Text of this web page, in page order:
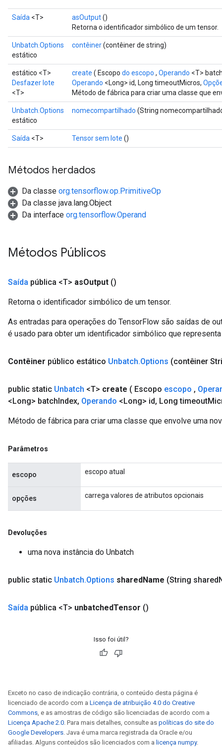
Saída <T> asOutput()
Retorna o identificador simbólico de um tensor.
Unbatch.Options
estático
contêiner(contêiner de string)
estático <T>
Desfazer lote
<T>
create ( Escopo do escopo , Operando <T>
Operando <Long> id, Long timeoutMicros,
Método de fábrica para criar uma classe que
Unbatch.Options
estático
nomecompartilhado (String
Saída <T> Tensor sem lote ()
Métodos herdados
Da classe org.tensorflow.op.PrimitiveOp
Da classe java.lang.Object
Da interface org.tensorflow.Operand
Métodos Públicos
Saída pública <T> asOutput ()
Retorna o identificador simbólico de um tensor.
As entradas para operações do TensorFlow são saídas de
é usado para obter um identificador simbólico que
Contêiner público estático Unbatch.Options (contêiner
public static Unbatch <T> create ( Escopo escopo ,
<Long> batchIndex, Operando <Long> id, Long timeout
Método de fábrica para criar uma classe que envolve uma
Parâmetros
escopo escopo atual
opções carrega valores de atributos opcionais
Devoluções
uma nova instância do Unbatch
public static Unbatch.Options sharedName (String shared
Saída pública <T> unbatchedTensor ()
Isso foi útil?
Exceto no caso de indicação contrária, o conteúdo desta página é
licenciado de acordo com a Licença de atribuição 4.0 do Creative
Commons, e as amostras de código são licenciadas de acordo com a
Licença Apache 2.0. Para mais detalhes, consulte as políticas do site do
Google Developers. Java é uma marca registrada da Oracle e/ou
afiliadas. Alguns conteúdos são licenciados com a licença numpy.